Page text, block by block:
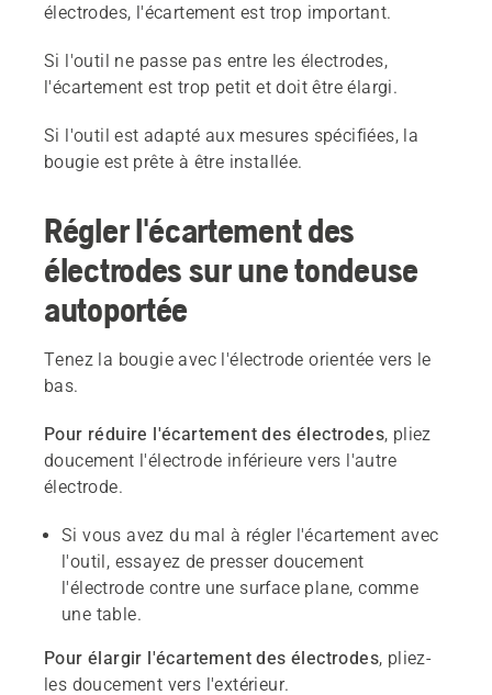
électrodes, l'écartement est trop important.
Si l'outil ne passe pas entre les électrodes,
l'écartement est trop petit et doit être élargi.
Si l'outil est adapté aux mesures spécifiées, la
bougie est prête à être installée.
Régler l'écartement des
électrodes sur une tondeuse
autoportée
Tenez la bougie avec l'électrode orientée vers le
bas.
Pour réduire l'écartement des électrodes, pliez
doucement l'électrode inférieure vers l'autre
électrode.
Si vous avez du mal à régler l'écartement avec
l'outil, essayez de presser doucement
l'électrode contre une surface plane, comme
une table.
Pour élargir l'écartement des électrodes, pliez-
les doucement vers l'extérieur.